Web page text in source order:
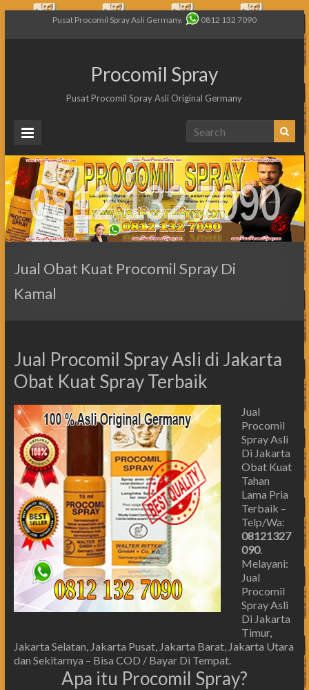
Pusat Procomil Spray Asli Germany. 0812 132 7090
Procomil Spray
Pusat Procomil Spray Asli Original Germany
Jual Obat Kuat Procomil Spray Di
Kamal
Jual Procomil Spray Asli di Jakarta
Obat Kuat Spray Terbaik
Jual
Procomil
Spray Asli
Di Jakarta
Obat Kuat
Tahan
Lama Pria
Terbaik –
Telp/Wa:
08121327
090.
Melayani:
Jual
Procomil
Spray Asli
Di Jakarta
Timur,
Jakarta Selatan, Jakarta Pusat, Jakarta Barat, Jakarta Utara
dan Sekitarnya – Bisa COD / Bayar Di Tempat.
Apa itu Procomil Spray?